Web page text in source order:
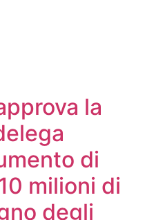
la
di
milioni di
degli